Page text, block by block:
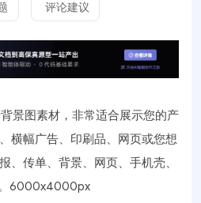
评论建议
景图素材，非常适合展示您的产
横幅广告、印刷品、网页或您想
、传单、背景、网页、手机壳、
6000x4000px